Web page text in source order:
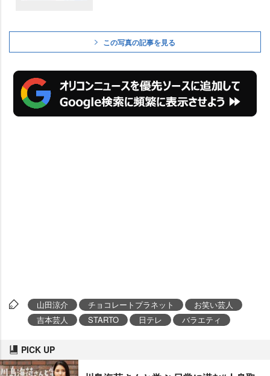
この写真の記事を見る
山田涼介 チョコレートプラネット
お笑い芸人
吉本芸人
STARTO 日テレ バラエティ
PICK UP